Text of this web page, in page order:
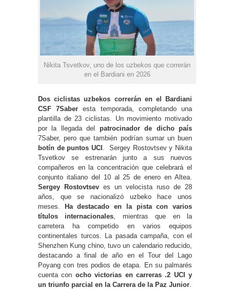
Nikita Tsvetkov, uno de los uzbekos que correrán
en el Bardiani en 2026
Dos ciclistas uzbekos correrán en el Bardiani
CSF 7Saber esta temporada, completando una
plantilla de 23 ciclistas. Un movimiento motivado
por la llegada del patrocinador de dicho país
7Saber, pero que también podrían sumar un buen
botín de puntos UCI
. Sergey Rostovtsev y Nikita
Tsvetkov se estrenarán junto a sus nuevos
compañeros en la concentración que celebrará el
conjunto italiano del 10 al 25 de enero en Altea.
Sergey Rostovtsev es un velocista ruso de 28
años, que se nacionalizó uzbeko hace unos
meses.
Ha destacado en la pista con varios
títulos internacionales , mientras que en la
carretera ha competido en varios equipos
continentales turcos. La pasada campaña, con el
Shenzhen Kung chino, tuvo un calendario reducido,
destacando a final de año en el Tour del Lago
Poyang con tres podios de etapa. En su palmarés
cuenta con ocho victorias en carreras .2 UCI y
un triunfo parcial en la Carrera de la Paz Junior